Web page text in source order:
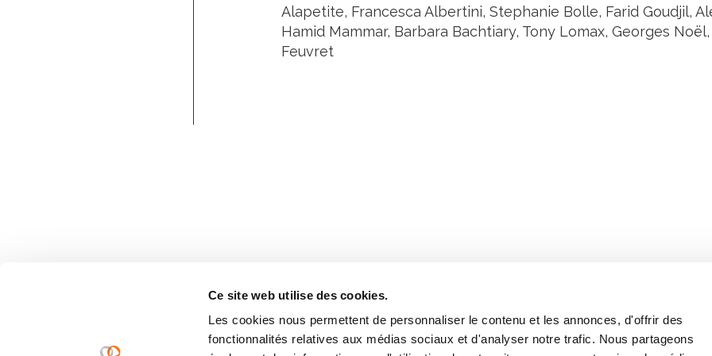
Ce site web utilise des cookies.
Les cookies nous permettent de personnaliser le contenu et les annonces, d'offrir des
fonctionnalités relatives aux médias sociaux et d'analyser notre trafic. Nous partageons
Alapetite, Francesca Albertini, Stephanie Bolle, Farid Goudjil,
Hamid Mammar, Barbara Bachtiary, Tony Lomax, Georges
Feuvret